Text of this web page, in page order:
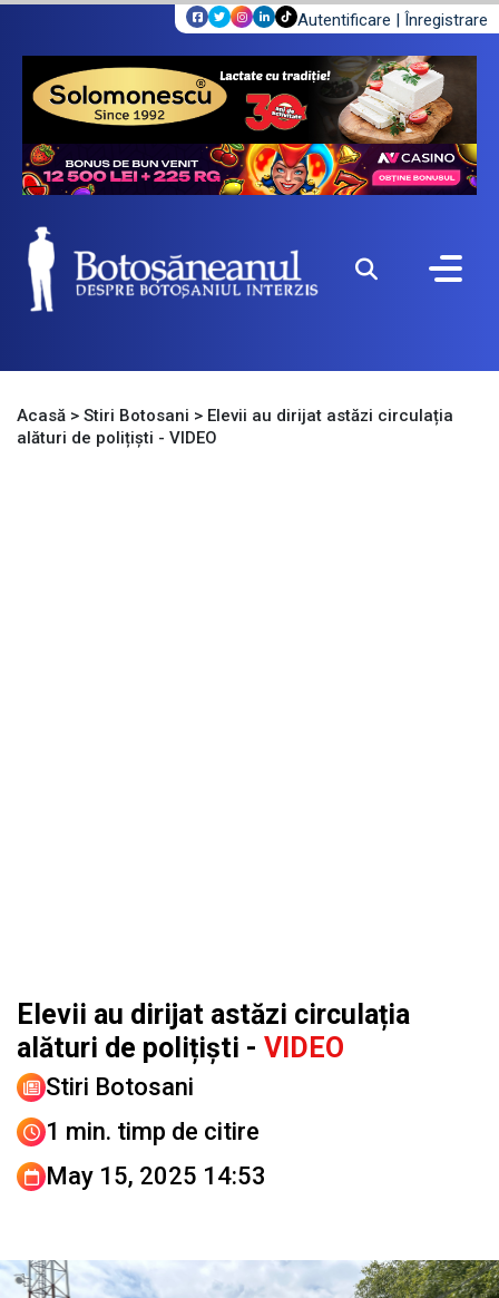
Autentificare | Înregistrare
Acasă > Stiri Botosani > Elevii au dirijat astăzi circulația
alături de polițiști - VIDEO
Elevii au dirijat astăzi circulația
alături de polițiști - VIDEO
Stiri Botosani
1 min. timp de citire
May 15, 2025 14:53